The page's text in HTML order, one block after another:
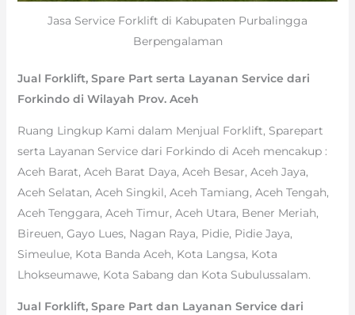
Jasa Service Forklift di Kabupaten Purbalingga
Berpengalaman
Jual Forklift, Spare Part serta Layanan Service dari
Forkindo di Wilayah Prov. Aceh
Ruang Lingkup Kami dalam Menjual Forklift, Sparepart
serta Layanan Service dari Forkindo di Aceh mencakup :
Aceh Barat, Aceh Barat Daya, Aceh Besar, Aceh Jaya,
Aceh Selatan, Aceh Singkil, Aceh Tamiang, Aceh Tengah,
Aceh Tenggara, Aceh Timur, Aceh Utara, Bener Meriah,
Bireuen, Gayo Lues, Nagan Raya, Pidie, Pidie Jaya,
Simeulue, Kota Banda Aceh, Kota Langsa, Kota
Lhokseumawe, Kota Sabang dan Kota Subulussalam.
Jual Forklift, Spare Part dan Layanan Service dari